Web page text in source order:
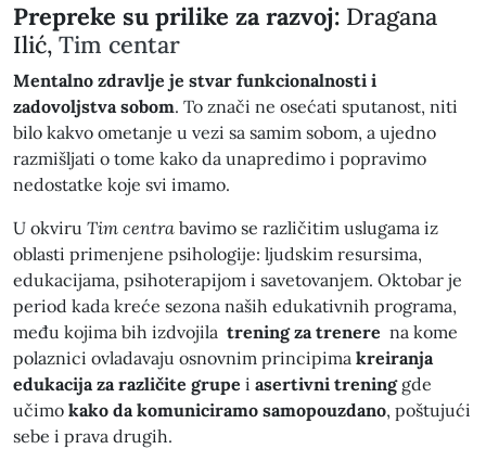
Prepreke su prilike za razvoj: Dragana
Ilić, Tim centar
Mentalno zdravlje je stvar funkcionalnosti i
zadovoljstva sobom. To znači ne osećati sputanost, niti
bilo kakvo ometanje u vezi sa samim sobom, a ujedno
razmišljati o tome kako da unapredimo i popravimo
nedostatke koje svi imamo.
U okviru Tim centra bavimo se različitim uslugama iz
oblasti primenjene psihologije: ljudskim resursima,
edukacijama, psihoterapijom i savetovanjem. Oktobar je
period kada kreće sezona naših edukativnih programa,
među kojima bih izdvojila trening za trenere na kome
polaznici ovladavaju osnovnim principima kreiranja
edukacija za različite grupe i asertivni treninggde
učimo kako da komuniciramo samopouzdano, poštujući
sebe i prava drugih.